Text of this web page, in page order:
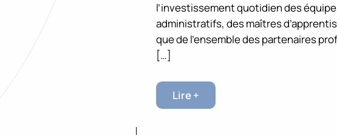
l’investissement quotidien des
administratifs, des maîtres
que de l’ensemble des partenaires
[…]
Lire +